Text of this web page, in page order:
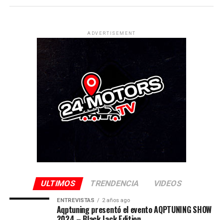
ADVERTISEMENT
ULTIMOS TRENDENCIA VIDEOS
ENTREVISTAS 2 años ago
Aqptuning presentó el evento AQPTUNING SHOW